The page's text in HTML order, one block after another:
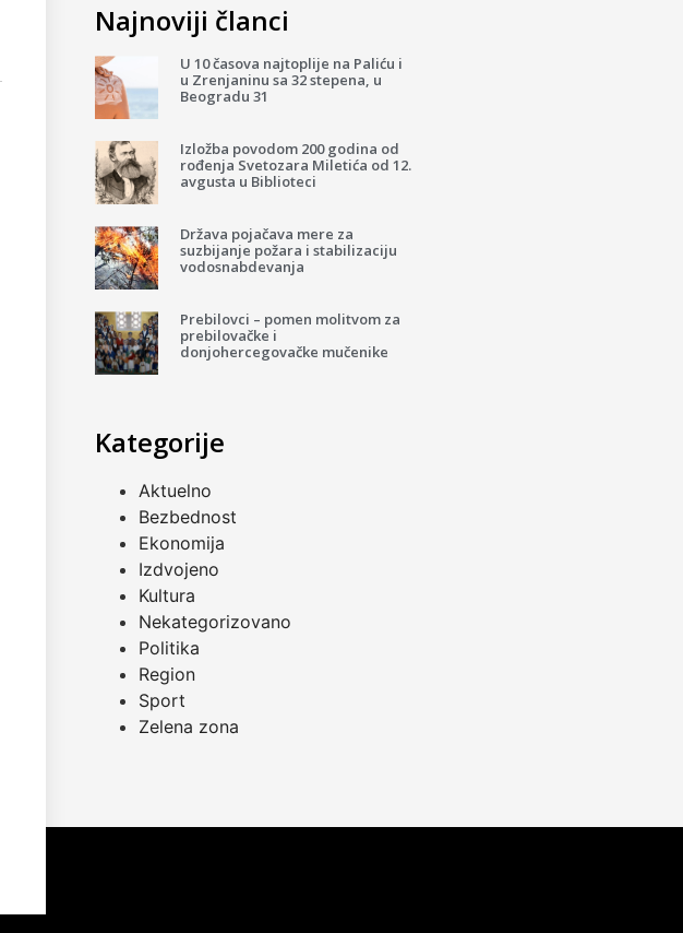
Najnoviji članci
U 10 časova najtoplije na Paliću i
u Zrenjaninu sa 32 stepena, u
Beogradu 31
Izložba povodom 200 godina od
rođenja Svetozara Miletića od 12.
avgusta u Biblioteci
Država pojačava mere za
suzbijanje požara i stabilizaciju
vodosnabdevanja
Prebilovci – pomen molitvom za
prebilovačke i
donjohercegovačke mučenike
Kategorije
Aktuelno
Bezbednost
Ekonomija
Izdvojeno
Kultura
Nekategorizovano
Politika
Region
Sport
Zelena zona